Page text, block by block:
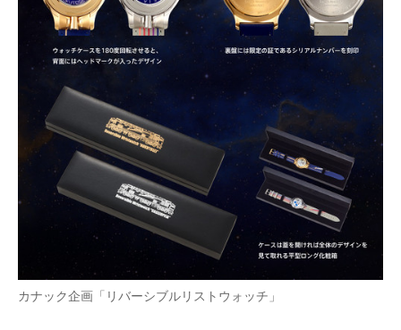
カナック企画「リバーシブルリストウォッチ」